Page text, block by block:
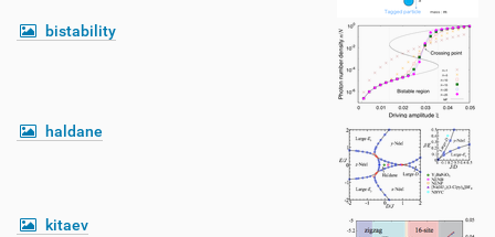
bistability
haldane
kitaev